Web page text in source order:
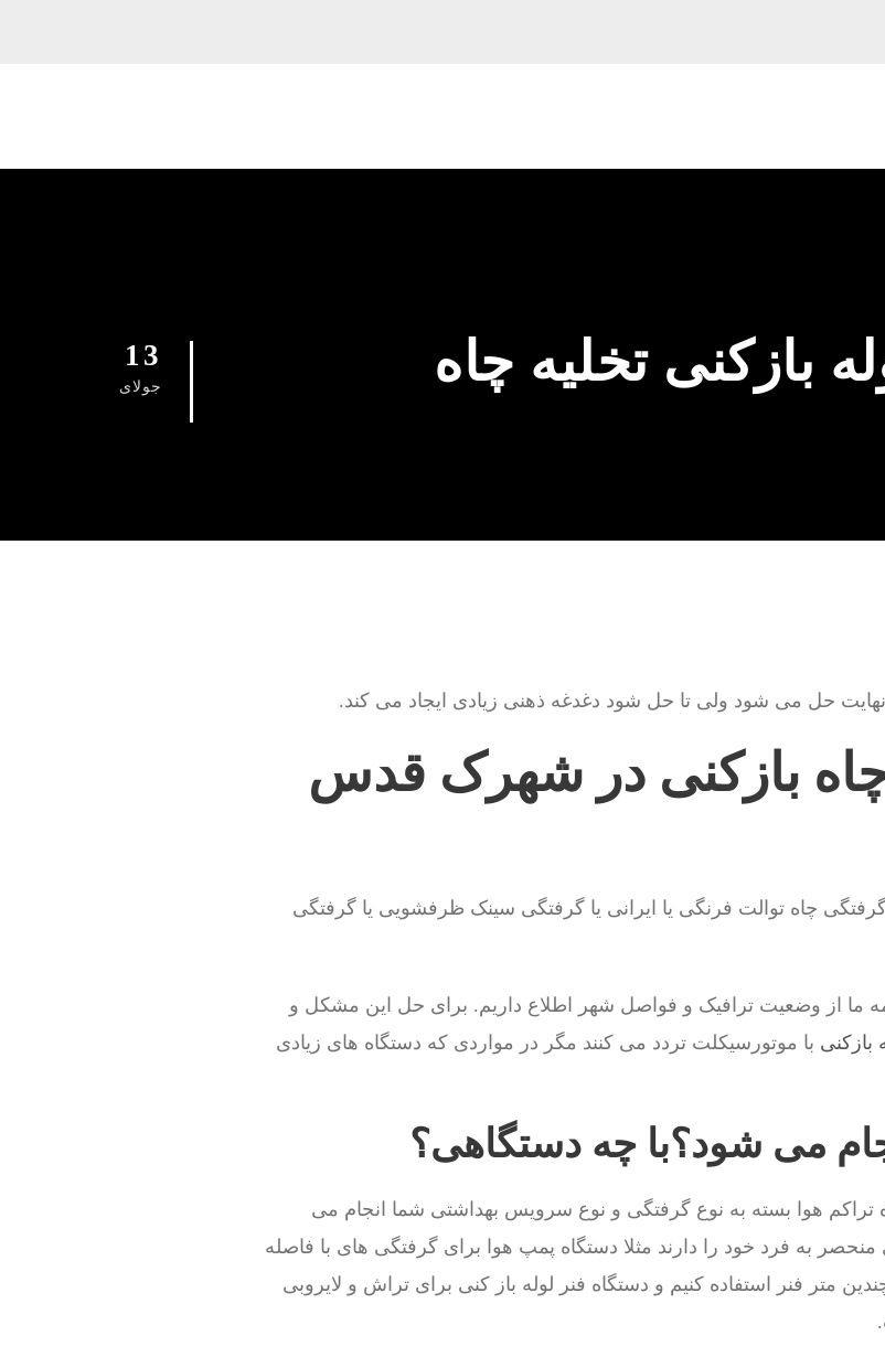
13
جولای بازکنی تخلیه چاه
حل می شود ولی تا حل شود دغدغه ذهنی زیادی ایجاد می کند.
بازکنی در شهرک قدس
چاه توالت فرنگی یا ایرانی یا گرفتگی سینک ظرفشویی یا گرفتگی
از وضعیت ترافیک و فواصل شهر اطلاع داریم. برای حل این مشکل و
بازکنی با موتورسیکلت تردد می کنند مگر در مواردی که دستگاه های زیادی
می شود؟با چه دستگاهی؟
تراکم هوا بسته به نوع گرفتگی و نوع سرویس بهداشتی شما انجام می
به فرد خود را دارند مثلا دستگاه پمپ هوا برای گرفتگی های با فاصله
متر فنر استفاده کنیم و دستگاه فنر لوله باز کنی برای تراش و لایروبی